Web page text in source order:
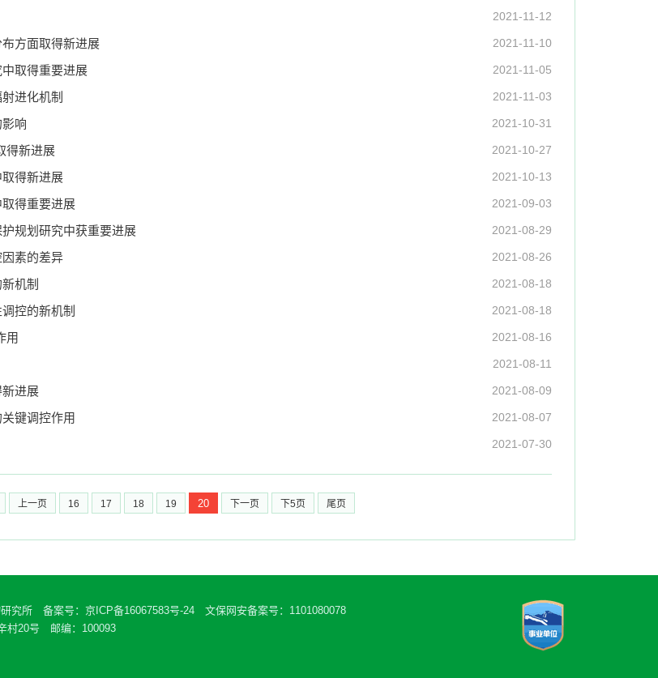
2021-11-12
2021-11-10
方面取得新进展
2021-11-05
取得重要进展
2021-11-03
进化机制
2021-10-31
响
2021-10-27
得新进展
2021-10-13
得新进展
2021-09-03
得重要进展
2021-08-29
规划研究中获重要进展
2021-08-26
素的差异
2021-08-18
机制
2021-08-18
控的新机制
2021-08-16
用
2021-08-11
2021-08-09
进展
2021-08-07
键调控作用
2021-07-30
上一页 16 17 18 19 20 下一页 下5页 尾页
究所 备案号： 京ICP备16067583号-24 文保网安备案号：1101080078
村20号 邮编：100093